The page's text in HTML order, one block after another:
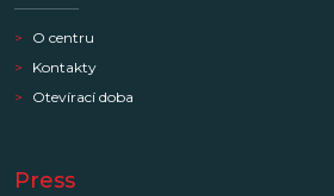
O centru
Kontakty
Otevírací doba
Press